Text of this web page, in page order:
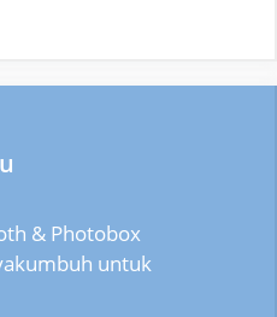
& Photobox
untuk